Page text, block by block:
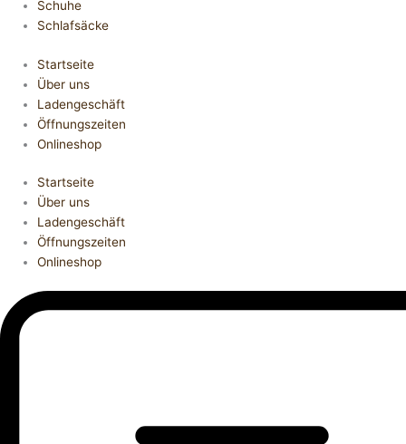
Schuhe
Schlafsäcke
Startseite
Über uns
Ladengeschäft
Öffnungszeiten
Onlineshop
Startseite
Über uns
Ladengeschäft
Öffnungszeiten
Onlineshop